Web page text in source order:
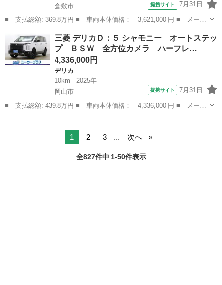
倉敷市
提携サイト 7月31日
■ 支払総額: 369.8万円 ■ 車両本体価格： 3,621,000 円 ■ メーカ
ー名： 三菱 ■ 車種名： アウトランダーＰＨＥＶ ■ グレード
名： Ｐ 禁煙 ツートン 純正９インチナビ フルセグ マルチア
ラウンドモ...
倉敷市 その他
三菱 デリカＤ：５ シャモニー オートステッ
プ ＢＳＷ 全方位カメラ ハーフレ…
4,336,000円
デリカ
10km
2025年
岡山市
提携サイト 7月31日
■ 支払総額: 439.8万円 ■ 車両本体価格： 4,336,000 円 ■ メーカ
ー名： 三菱 ■ 車種名： デリカＤ：５ ■ グレード名： シャモ
1 2 3 ... 次へ
全827件中 1-50件表示